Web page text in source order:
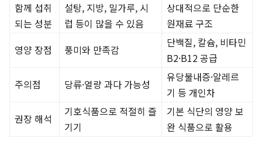
함께 섭취
되는 성분
설탕, 지방, 밀가루, 시
럽 등이 많을 수 있음
상대적으로 단순한
원재료 구조
영양 장점
풍미와 만족감
단백질, 칼슘, 비타민
B2·B12 공급
주의점
당류·열량 과다 가능성
유당불내증·알레르
기 등 개인차
권장 해석
기호식품으로 적절히 즐
기기
기본 식단의 영양 보
완 식품으로 활용